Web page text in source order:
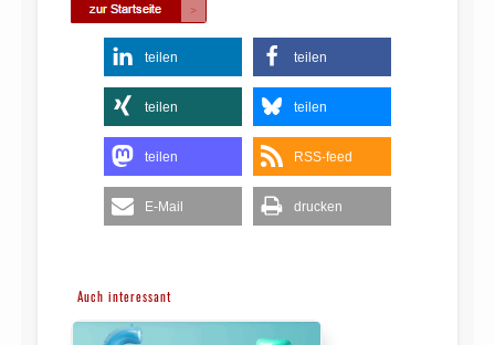
teilen teilen
teilen teilen
teilen RSS-feed
E-Mail drucken
Auch interessant